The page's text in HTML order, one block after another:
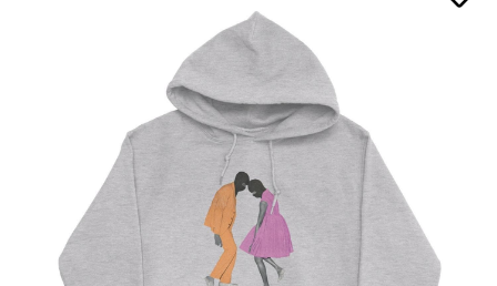
PILI PILI SUR UN CROISSANT AU BEURRE